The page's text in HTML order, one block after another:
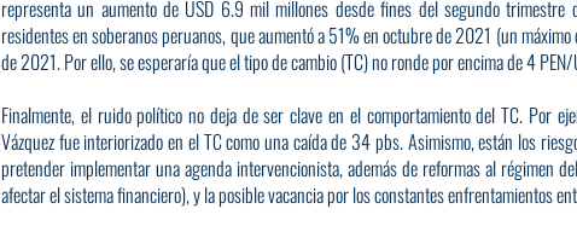
representa un aumento de USD 6.9 mil millones desde fines del segundo
residentes en soberanos peruanos, que aumentó a 51% en octubre de 2021 (un
de 2021. Por ello, se esperaría que el tipo de cambio (TC) no ronde por encima de 4
Finalmente, el ruido político no deja de ser clave en el comportamiento del TC. Por
Vázquez fue interiorizado en el TC como una caída de 34 pbs. Asimismo, están los
pretender implementar una agenda intervencionista, además de reformas al régimen
afectar el sistema financiero), y la posible vacancia por los constantes enfrentamientos